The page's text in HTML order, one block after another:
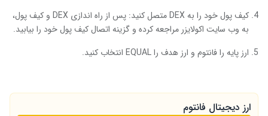
کیف پول خود را به DEX متصل کنید: پس از راه اندازی DEX و کیف پول،
به وب سایت اکولایزر مراجعه کرده و گزینه اتصال کیف پول خود را بیابید.
ارز پایه را فانتوم و ارز هدف را EQUAL انتخاب کنید.
ارز دیجیتال فانتوم